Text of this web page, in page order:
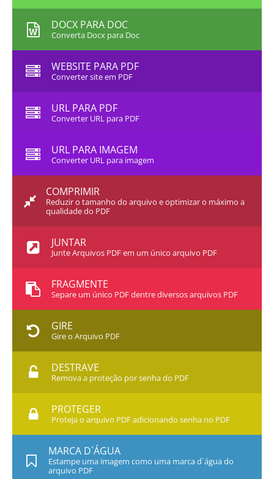
DOCX PARA DOC
Converta Docx para Doc
WEBSITE PARA PDF
Converter site em PDF
URL PARA PDF
Converter URL para PDF
URL PARA IMAGEM
Converter URL para imagem
COMPRIMIR
Reduzir o tamanho do arquivo e optimizar o máximo a
qualidade do PDF
JUNTAR
Junte Arquivos PDF em um único arquivo PDF
FRAGMENTE
Separe um único PDF dentre diversos arquivos PDF
GIRE
Gire o Arquivo PDF
DESTRAVE
Remova a proteção por senha do PDF
PROTEGER
Proteja o arquivo PDF adicionando senha no PDF
MARCA D`ÁGUA
Estampe uma imagem como uma marca d`água do
arquivo PDF